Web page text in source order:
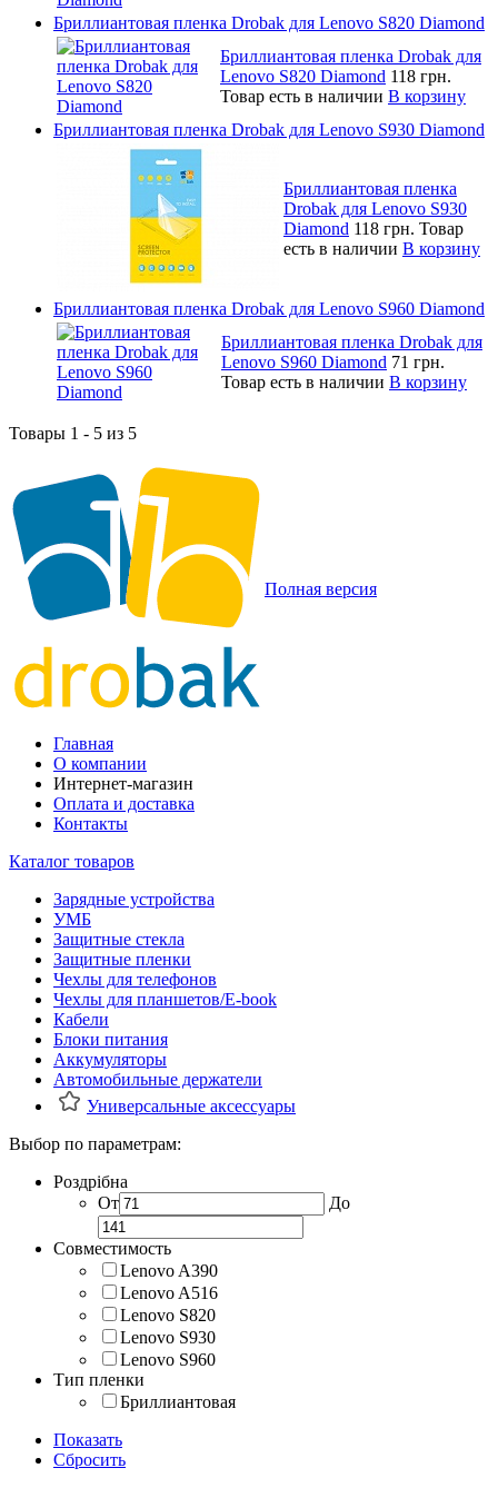
Бриллиантовая пленка Drobak для Lenovo S820 Diamond
Бриллиантовая пленка Drobak для
Lenovo S820 Diamond 118 грн.
Товар есть в наличии В корзину
Бриллиантовая пленка Drobak для Lenovo S930 Diamond
Бриллиантовая пленка
Drobak для Lenovo S930
Diamond 118 грн. Товар
есть в наличии В корзину
Бриллиантовая пленка Drobak для Lenovo S960 Diamond
Бриллиантовая пленка Drobak для
Lenovo S960 Diamond 71 грн.
Товар есть в наличии В корзину
Товары 1 - 5 из 5
Полная версия
Главная
О компании
Интернет-магазин
Оплата и доставка
Контакты
Каталог товаров
Зарядные устройства
УМБ
Защитные стекла
Защитные пленки
Чехлы для телефонов
Чехлы для планшетов/E-book
Кабели
Блоки питания
Аккумуляторы
Автомобильные держатели
Универсальные аксессуары
Выбор по параметрам:
Роздрібна
От
До
Совместимость
Lenovo A390
Lenovo A516
Lenovo S820
Lenovo S930
Lenovo S960
Тип пленки
Бриллиантовая
Показать
Сбросить